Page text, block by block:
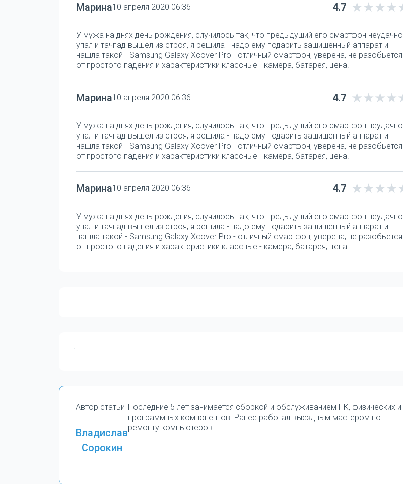
Марина10 апреля 2020 06:36 4.7
У мужа на днях день рождения, случилось так, что предыдущий его смартфон неудачно
упал и тачпад вышел из строя, я решила - надо ему подарить защищенный аппарат и
нашла такой - Samsung Galaxy Xcover Pro - отличный смартфон, уверена, не разобьется
от простого падения и характеристики классные - камера, батарея, цена.
Марина10 апреля 2020 06:36 4.7
У мужа на днях день рождения, случилось так, что предыдущий его смартфон неудачно
упал и тачпад вышел из строя, я решила - надо ему подарить защищенный аппарат и
нашла такой - Samsung Galaxy Xcover Pro - отличный смартфон, уверена, не разобьется
от простого падения и характеристики классные - камера, батарея, цена.
Марина10 апреля 2020 06:36 4.7
У мужа на днях день рождения, случилось так, что предыдущий его смартфон неудачно
упал и тачпад вышел из строя, я решила - надо ему подарить защищенный аппарат и
нашла такой - Samsung Galaxy Xcover Pro - отличный смартфон, уверена, не разобьется
от простого падения и характеристики классные - камера, батарея, цена.
Автор статьи
Владислав
Сорокин
Последние 5 лет занимается сборкой и обслуживанием ПК, физических и
программных компонентов. Ранее работал выездным мастером по
ремонту компьютеров.